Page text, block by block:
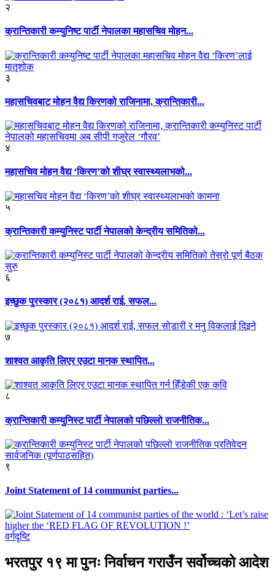
२
क्रान्तिकारी कम्युनिष्ट पार्टी नेपालका महासचिव मोहन...
३
महासचिवबाट मोहन वैद्य किरणको राजिनामा, क्रान्तिकारी...
४
महासचिव मोहन वैद्य ‘किरण’को शीघ्र स्वास्थ्यलाभको...
५
क्रान्तिकारी कम्युनिस्ट पार्टी नेपालको केन्द्रीय समितिको...
६
इच्छुक पुरस्कार (२०८१) आदर्श राई, सफल...
७
शाश्वत आकृति लिएर एउटा मानक स्थापित...
८
क्रान्तिकारी कम्युनिस्ट पार्टी नेपालको पछिल्लो राजनीतिक...
९
Joint Statement of 14 communist parties...
वर्गदृष्टि
भरतपुर १९ मा पुनः निर्वाचन गराउँन सर्वोच्चको आदेश